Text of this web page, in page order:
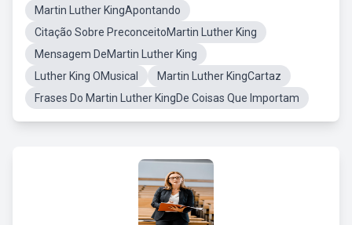
Martin Luther KingApontando
Citação Sobre PreconceitoMartin Luther King
Mensagem DeMartin Luther King
Luther King OMusical
Martin Luther KingCartaz
Frases Do Martin Luther KingDe Coisas Que Importam